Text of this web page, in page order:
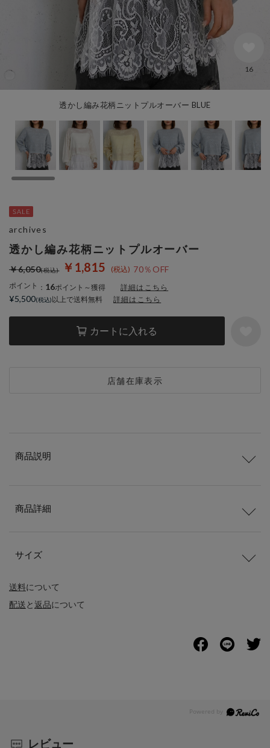
透かし編み花柄ニットプルオーバー BLUE
16
透かし編み花柄ニットプルオーバー
￥1,815 70％OFF
￥6,050
ポイント ： 16ポイント～獲得 詳細はこちら
カートに入れる
店舗在庫表示
archives
¥5,500 以上で送料無料 詳細はこちら
送料について
配送と返品について
商品説明
商品詳細
サイズ
レビュー